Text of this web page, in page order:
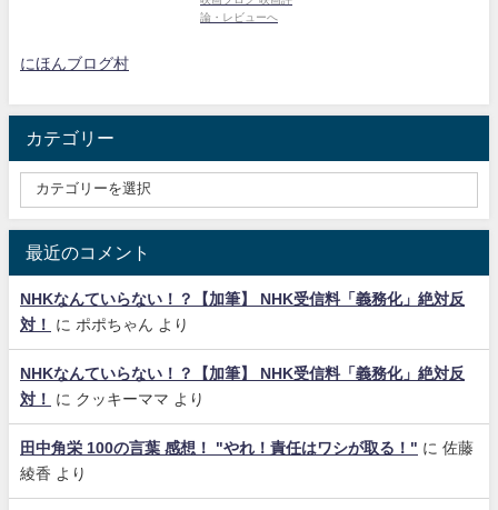
にほんブログ村
カテゴリー
最近のコメント
NHKなんていらない！？【加筆】 NHK受信料「義務化」絶対反
対！
に ポポちゃん より
NHKなんていらない！？【加筆】 NHK受信料「義務化」絶対反
対！
に クッキーママ より
田中角栄 100の言葉 感想！ "やれ！責任はワシが取る！" に 佐藤
綾香 より